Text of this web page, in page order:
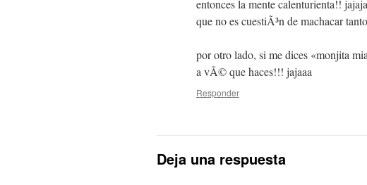
entonces la mente calenturienta!!
que no es cuestiÃ³n de machacar
por otro lado, si me dices «monjita
a vÃ© que haces!!! jajaaa
Responder
Deja una respuesta